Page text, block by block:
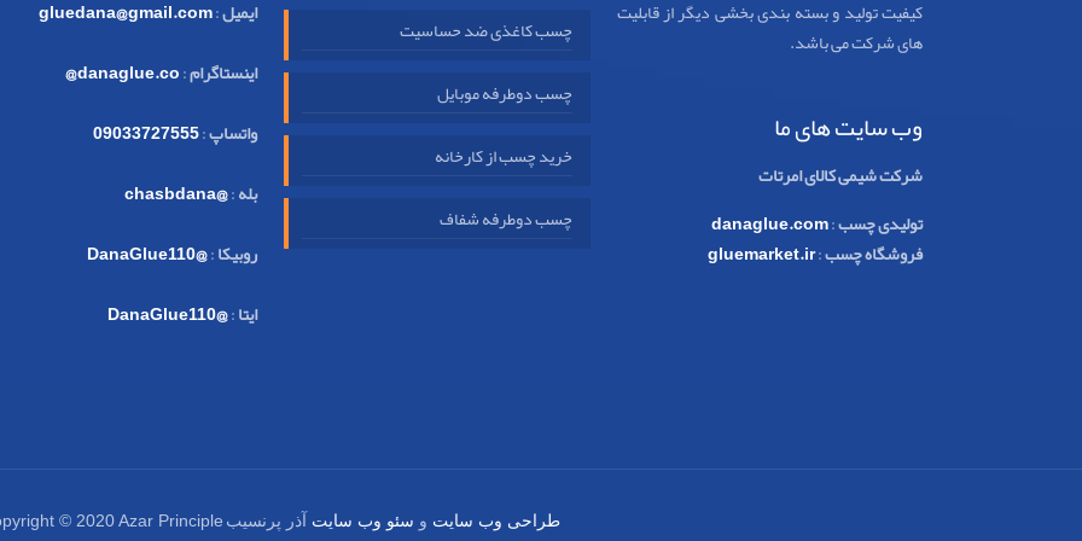
کیفیت تولید و بسته بندی بخشی دیگر از قابلیت
های شرکت می باشد.
وب سایت های ما
شرکت شیمی کالای امرتات
تولیدی چسب:
danaglue.com
فروشگاه چسب:
gluemarket.ir
چسب کاغذی ضد حساسیت
چسب دوطرفه موبایل
خرید چسب از کارخانه
چسب دوطرفه شفاف
ایمیل:
gluedana@gmail.com
اینستاگرام:
danaglue.co@
واتساپ:
09033727555
بله:
@chasbdana
روبیکا:
@DanaGlue110
ایتا:
@DanaGlue110
طراحی وب سایت و سئو وب سایت آذر پرنسیب © 2020 Azar Principle